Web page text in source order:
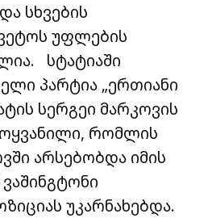
სხვების
უფლების
სტატიაში
პარტია „ერთიანი
სერგეი მარკოვის
რომლის
არსებობდა იმის
უკარნახებდა.